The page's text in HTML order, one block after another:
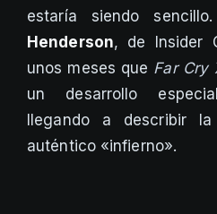
estaría siendo
Henderson, de Insider
unos meses que Far Cry
un desarrollo
llegando a describir
auténtico «infierno».